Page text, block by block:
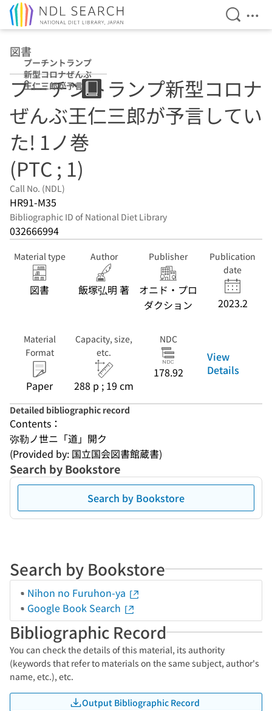
Open
図書
プーチントランプ
新型コロナぜんぶ
王仁三郎が予言し
ていた! 1ノ巻
(PTC ; 1)
プーチントランプ新型コロナ
ぜんぶ王仁三郎が予言してい
た! 1ノ巻
(PTC ; 1)
Call No. (NDL)
HR91-M35
Bibliographic ID of National Diet Library
032666994
Material type
図書
Author
飯塚弘明 著
Publisher
オニド・プロ
ダクション
Publication
date
2023.2
Material
Format
Paper
Capacity, size,
etc.
288 p ; 19 cm
NDC
178.92
View
Details
Detailed bibliographic record
Contents：
弥勒ノ世ニ「道」開ク
(Provided by: 国立国会図書館蔵書)
Search by Bookstore
Search by Bookstore
Search by Bookstore
Nihon no Furuhon-ya
Google Book Search
Bibliographic Record
You can check the details of this material, its authority
(keywords that refer to materials on the same subject, author's
name, etc.), etc.
Output Bibliographic Record